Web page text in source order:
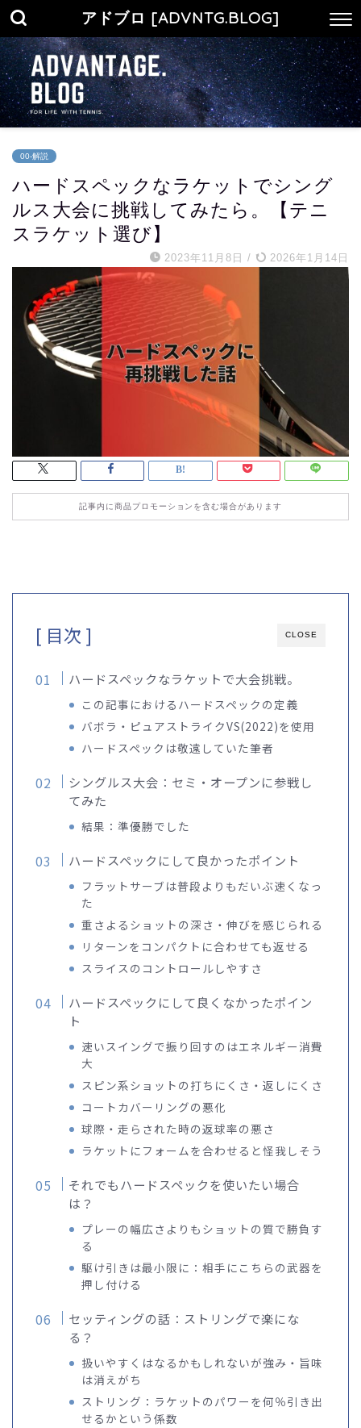
アドブロ [ADVNTG.BLOG]
00-解説
ハードスペックなラケットでシング
ルス大会に挑戦してみたら。【テニ
スラケット選び】
2023年11月8日 / 2026年1月14日
記事内に商品プロモーションを含む場合があります
CLOSE
[ 目次 ]
ハードスペックなラケットで大会挑戦。
この記事におけるハードスペックの定義
バボラ・ピュアストライクVS(2022)を使用
ハードスペックは敬遠していた筆者
シングルス大会：セミ・オープンに参戦し
てみた
結果：準優勝でした
ハードスペックにして良かったポイント
フラットサーブは普段よりもだいぶ速くなっ
た
重さよるショットの深さ・伸びを感じられる
リターンをコンパクトに合わせても返せる
スライスのコントロールしやすさ
ハードスペックにして良くなかったポイン
ト
速いスイングで振り回すのはエネルギー消費
大
スピン系ショットの打ちにくさ・返しにくさ
コートカバーリングの悪化
球際・走らされた時の返球率の悪さ
ラケットにフォームを合わせると怪我しそう
それでもハードスペックを使いたい場合
は？
プレーの幅広さよりもショットの質で勝負す
る
駆け引きは最小限に：相手にこちらの武器を
押し付ける
セッティングの話：ストリングで楽にな
る？
扱いやすくはなるかもしれないが強み・旨味
は消えがち
ストリング：ラケットのパワーを何％引き出
せるかという係数